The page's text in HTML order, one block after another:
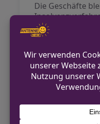
Die Geschäfte
wie eine
Kultstatus
Insbesondere die
genießen einen
Sarah